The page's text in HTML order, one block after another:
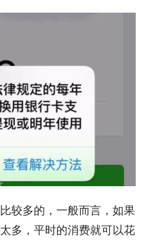
较多的，一般而言，如果
多，平时的消费就可以花